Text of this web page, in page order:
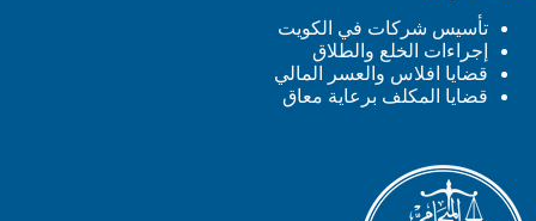
تأسيس شركات في الكويت
إجراءات الخلع والطلاق
قضايا افلاس والعسر المالي
قضايا المكلف برعاية معاق